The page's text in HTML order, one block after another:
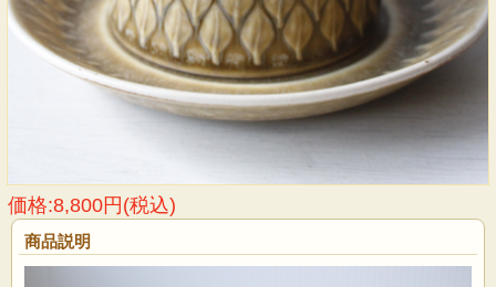
価格:8,800円(税込)
商品説明